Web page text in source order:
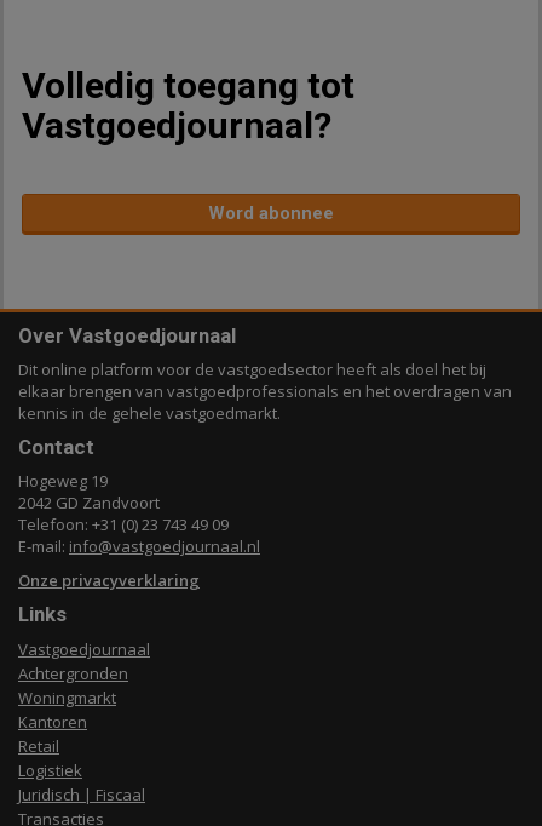
Volledig toegang tot
Vastgoedjournaal?
Word abonnee
Over Vastgoedjournaal
Dit online platform voor de vastgoedsector heeft als doel het bij
elkaar brengen van vastgoedprofessionals en het overdragen van
kennis in de gehele vastgoedmarkt.
Contact
Hogeweg 19
2042 GD Zandvoort
Telefoon: +31 (0) 23 743 49 09
E-mail: info@vastgoedjournaal.nl
Onze privacyverklaring
Links
Vastgoedjournaal
Achtergronden
Woningmarkt
Kantoren
Retail
Logistiek
Juridisch | Fiscaal
Transacties